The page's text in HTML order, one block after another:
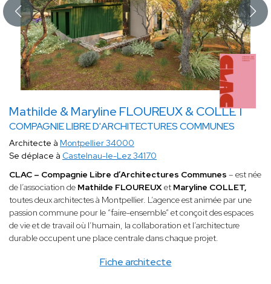
Mathilde & Maryline FLOUREUX & COLLET
COMPAGNIE LIBRE D'ARCHITECTURES COMMUNES
Fiche architecte
Architecte à Montpellier 34000
Se déplace à Castelnau-le-Lez 34170
CLAC – Compagnie Libre d’Architectures Communes – est née
de l’association de Mathilde FLOUREUXet Maryline COLLET,
toutes deux architectes à Montpellier. L’agence est animée par une
passion commune pour le “faire-ensemble” et conçoit des espaces
de vie et de travail où l’humain, la collaboration et l’architecture
durable occupent une place centrale dans chaque projet.